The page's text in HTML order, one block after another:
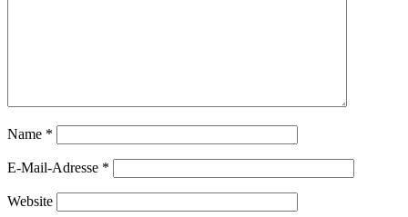
Name *
E-Mail-Adresse *
Website